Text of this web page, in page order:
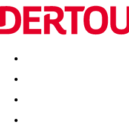
Destinatii Vacanta perfecta